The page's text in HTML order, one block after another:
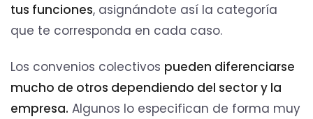
tus funciones, asignándote así la categoría
que te corresponda en cada caso.
Los convenios colectivos pueden diferenciarse
mucho de otros dependiendo del sector y la
empresa. Algunos lo especifican de forma muy